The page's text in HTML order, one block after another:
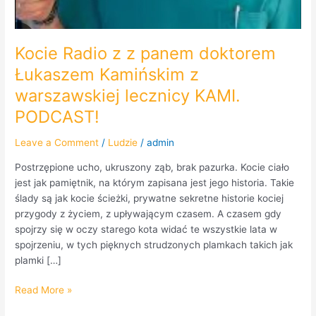
Kocie Radio z z panem doktorem
Łukaszem Kamińskim z
warszawskiej lecznicy KAMI.
PODCAST!
Leave a Comment / Ludzie /admin
Postrzępione ucho, ukruszony ząb, brak pazurka. Kocie ciało
jest jak pamiętnik, na którym zapisana jest jego historia. Takie
ślady są jak kocie ścieżki, prywatne sekretne historie kociej
przygody z życiem, z upływającym czasem. A czasem gdy
spojrzy się w oczy starego kota widać te wszystkie lata w
spojrzeniu, w tych pięknych strudzonych plamkach takich jak
plamki […]
Read More »